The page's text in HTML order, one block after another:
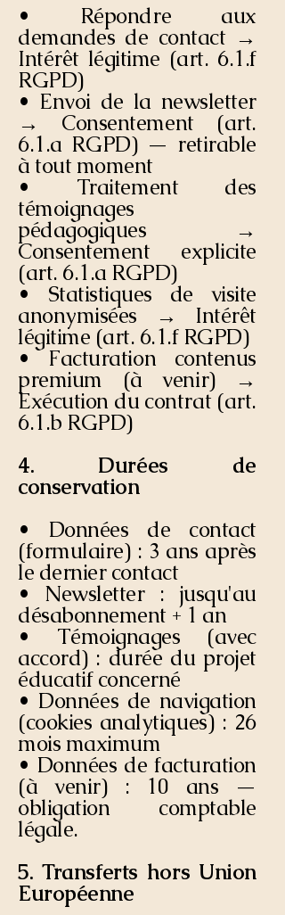
• Répondre aux
demandes de contact →
Intérêt légitime (art. 6.1.f
RGPD)
• Envoi de la newsletter
→ Consentement (art.
6.1.a RGPD) — retirable
à tout moment
• Traitement des
témoignages
pédagogiques →
Consentement explicite
(art. 6.1.a RGPD)
• Statistiques de visite
anonymisées → Intérêt
légitime (art. 6.1.f RGPD)
• Facturation contenus
premium (à venir) →
Exécution du contrat (art.
6.1.b RGPD)
4. Durées de
conservation
• Données de contact
(formulaire) : 3 ans après
le dernier contact
• Newsletter : jusqu'au
désabonnement + 1 an
• Témoignages (avec
accord) : durée du projet
éducatif concerné
• Données de navigation
(cookies analytiques) : 26
mois maximum
• Données de facturation
(à venir) : 10 ans —
obligation comptable
légale.
5. Transferts hors Union
Européenne